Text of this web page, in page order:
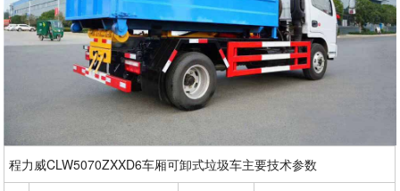
程力威CLW5070ZXXD6车厢可卸式垃圾车主要技术参数